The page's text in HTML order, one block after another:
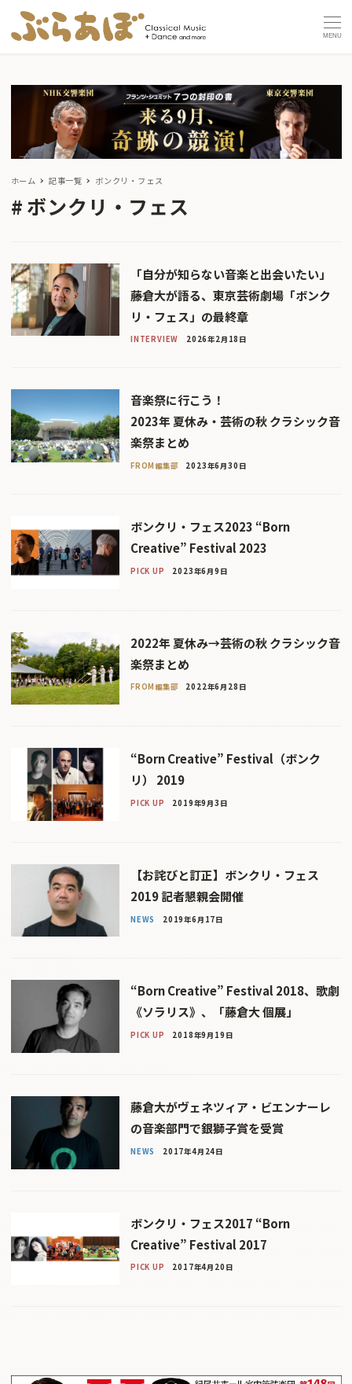
MENU
ホーム 記事一覧 ボンクリ・フェス
ボンクリ・フェス
「自分が知らない音楽と出会いたい」
――藤倉大が語る、東京芸術劇場「ボンク
リ・フェス」の最終章
INTERVIEW 2026年2月18日
音楽祭に行こう！
2023年 夏休み・芸術の秋 クラシック音
楽祭まとめ
FROM編集部 2023年6月30日
ボンクリ・フェス2023 “Born
Creative” Festival 2023
PICK UP 2023年6月9日
2022年 夏休み→芸術の秋 クラシック音
楽祭まとめ
FROM編集部 2022年6月28日
“Born Creative” Festival（ボンク
リ） 2019
PICK UP 2019年9月3日
【お詫びと訂正】ボンクリ・フェス
2019 記者懇親会開催
NEWS 2019年6月17日
“Born Creative” Festival 2018、歌劇
《ソラリス》、「藤倉大 個展」
PICK UP 2018年9月19日
藤倉大がヴェネツィア・ビエンナーレ
の音楽部門で銀獅子賞を受賞
NEWS 2017年4月24日
ボンクリ・フェス2017 “Born
Creative” Festival 2017
PICK UP 2017年4月20日